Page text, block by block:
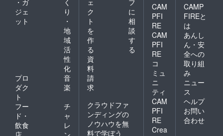
ンバー
同士の
ディス
カッ
ション
をシェ
アしま
す。
●【特典
４】書
籍１冊
提供
（出版
社の許
可済み
となり
プット
がメイ
ンで
す。
●【特典
３】
「秘密
の２億
稼ぐ高
速読書
～会員
メン
バー限
Facebo
ok」の
す。
●【特典
５】投
資術、
起業、
読書、
成長、
キャリ
ア、副
業、転
職、イ
ンプッ
ト⇔ア
ウト
プット
術、コ
ジェ
ット
り
・
地
域
活
性
化
プロ
ダク
ト
音
楽
フー
ド・
飲食
チ
ャ
レ
ク
ト
を
作
る
に
相
談
す
る
資
料
請
求
クラウドファ
ンディングの
ノウハウを無
料で学ぼう
CAM
PFI
RE
CAM
PFI
RE
コ
ミュ
ニ
ティ
CAM
PFI
RE
Crea
CAMP
FIREと
は
あんし
ん・安
全への
取り組
み
ニュー
ス
ヘルプ
お問い
合わせ